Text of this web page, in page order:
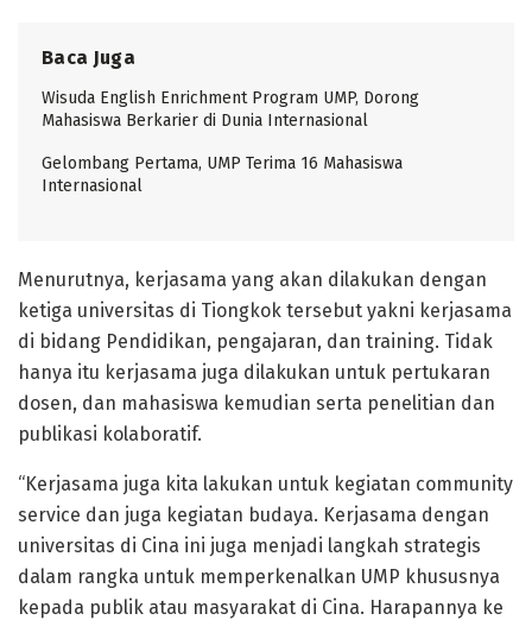
Baca Juga
Wisuda English Enrichment Program UMP, Dorong
Mahasiswa Berkarier di Dunia Internasional
Gelombang Pertama, UMP Terima 16 Mahasiswa
Internasional
Menurutnya, kerjasama yang akan dilakukan dengan
ketiga universitas di Tiongkok tersebut yakni kerjasama
di bidang Pendidikan, pengajaran, dan training. Tidak
hanya itu kerjasama juga dilakukan untuk pertukaran
dosen, dan mahasiswa kemudian serta penelitian dan
publikasi kolaboratif.
“Kerjasama juga kita lakukan untuk kegiatan community
service dan juga kegiatan budaya. Kerjasama dengan
universitas di Cina ini juga menjadi langkah strategis
dalam rangka untuk memperkenalkan UMP khususnya
kepada publik atau masyarakat di Cina. Harapannya ke